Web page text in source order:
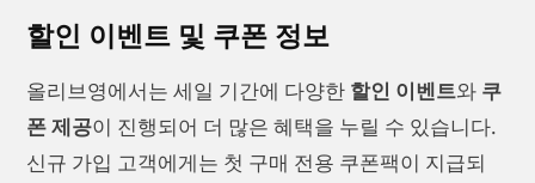
할인 이벤트 및 쿠폰 정보
올리브영에서는 세일 기간에 다양한 할인 이벤트와 쿠
폰 제공이 진행되어 더 많은 혜택을 누릴 수 있습니다.
신규 가입 고객에게는 첫 구매 전용 쿠폰팩이 지급되